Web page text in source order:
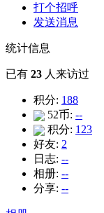
打个招呼
发送消息
统计信息
已有 23 人来访过
积分: 188
52币: --
积分: 123
好友: 2
日志: --
相册: --
分享: --